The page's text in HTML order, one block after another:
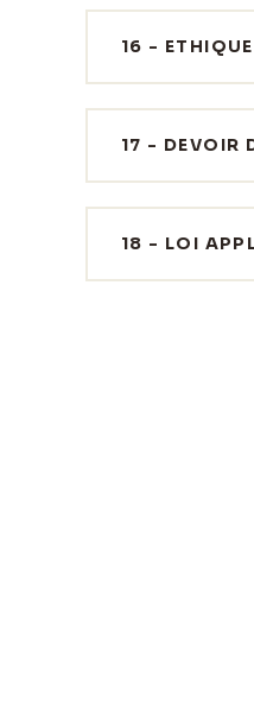
16 -
17 - DEVOIR
18 - LOI